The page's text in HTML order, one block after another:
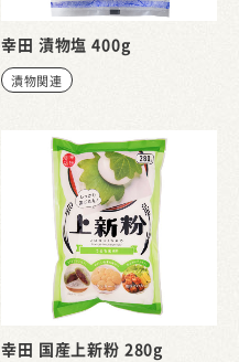
幸田 漬物塩 400g
漬物関連
幸田 国産上新粉 280g